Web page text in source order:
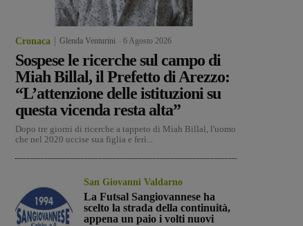
Cronaca Glenda Venturini 6 Agosto 2026
Sospese le ricerche sul campo di
Miah Billal, il Prefetto di Arezzo:
“L’attenzione delle istituzioni su
questa vicenda resta alta”
Dopo tre giorni di ricerche a tappeto di Miah Billal, l'uomo
che nel 2020 uccise sua figlia e ferì...
San Giovanni Valdarno
La Futsal Sangiovannese ha
scelto la strada della continuità,
appena un paio i volti nuovi